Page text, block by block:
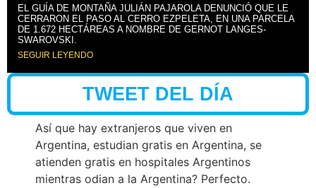
EL GUÍA DE MONTAÑA JULIÁN PAJAROLA DENUNCIÓ QUE LE
CERRARON EL PASO AL CERRO EZPELETA, EN UNA PARCELA
DE 1.672 HECTÁREAS A NOMBRE DE GERNOT LANGES-
SWAROVSKI.
SEGUIR LEYENDO
TWEET DEL DÍA
Así que hay extranjeros que viven en
Argentina, estudian gratis en Argentina, se
atienden gratis en hospitales Argentinos
mientras odian a la Argentina? Perfecto.